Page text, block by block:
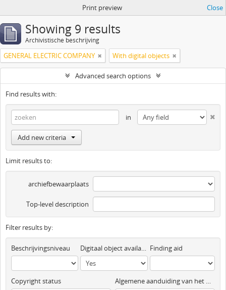
Print preview Close
Showing 9 results
Archivistische beschrijving
GENERAL ELECTRIC COMPANY With digital objects
Advanced search options
Find results with:
in
Add new criteria
Limit results to:
archiefbewaarplaats
Top-level description
Filter results by:
Beschrijvingsniveau Digitaal object available Finding aid
Copyright status Algemene aanduiding van het materiaal